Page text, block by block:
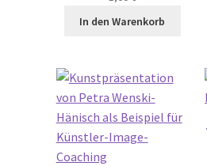
In den Warenkorb